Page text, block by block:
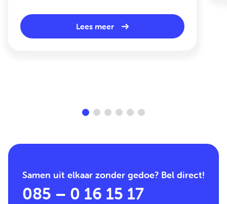
Lees meer
Samen uit elkaar zonder gedoe? Bel direct!
085 – 0 16 15 17